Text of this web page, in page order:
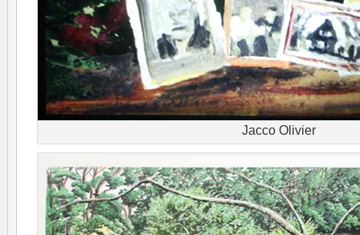
Jacco Olivier